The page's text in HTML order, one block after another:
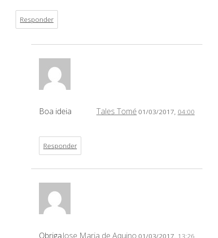
Responder
Tales Tomé 01/03/2017, 04:00
Boa ideia
Responder
Jose Maria de Aquino 01/03/2017, 13:26
Obriga